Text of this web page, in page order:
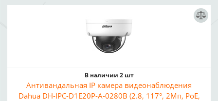
В наличии 2 шт
Антивандальная IP камера видеонаблюдения
Dahua DH-IPC-D1E20P-A-0280B (2.8, 117°, 2Мп, PoE,